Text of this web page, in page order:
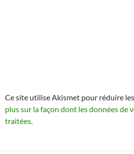
Ce site utilise Akismet pour réduire
plus sur la façon dont les données de
traitées.